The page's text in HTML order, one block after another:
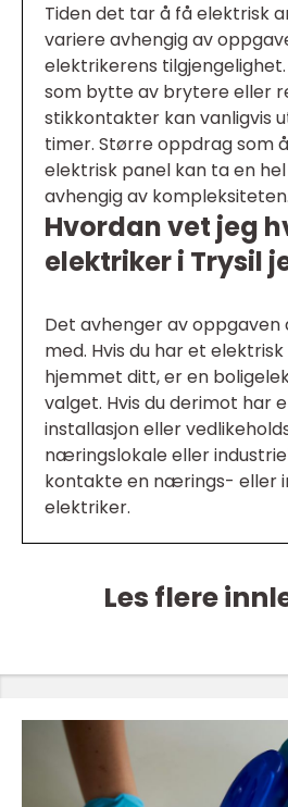
Tiden det tar å få elektrisk
variere avhengig av
elektrikerens
som bytte av brytere eller
stikkontakter kan vanligvis
timer. Større oppdrag som
elektrisk panel kan ta en
avhengig av kompleksiteten.
Hvordan vet jeg
elektriker i Trysil
Det avhenger av oppgaven
med. Hvis du har et
hjemmet ditt, er en
valget. Hvis du derimot har
installasjon eller
næringslokale eller
kontakte en nærings- eller
elektriker.
Les flere